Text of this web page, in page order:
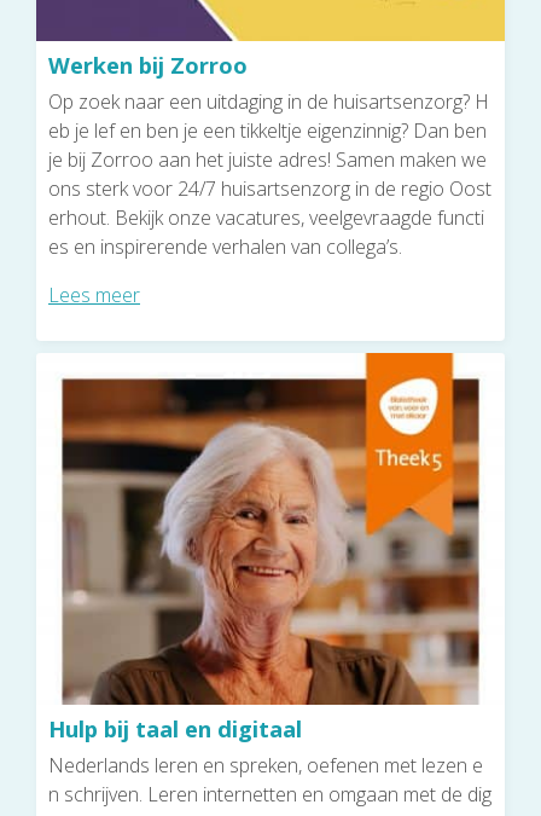
Werken bij Zorroo
Op zoek naar een uitdaging in de huisartsenzorg? H
eb je lef en ben je een tikkeltje eigenzinnig? Dan ben
je bij Zorroo aan het juiste adres! Samen maken we
ons sterk voor 24/7 huisartsenzorg in de regio Oost
erhout. Bekijk onze vacatures, veelgevraagde functi
es en inspirerende verhalen van collega’s.
Lees meer
Hulp bij taal en digitaal
Nederlands leren en spreken, oefenen met lezen e
n schrijven. Leren internetten en omgaan met de dig